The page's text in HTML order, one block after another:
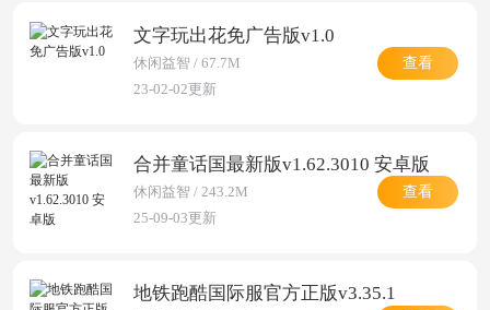
文字玩出花免广告版v1.0
休闲益智 / 67.7M
23-02-02更新
查看
合并童话国最新版v1.62.3010 安卓版
休闲益智 / 243.2M
25-09-03更新
查看
地铁跑酷国际服官方正版v3.35.1